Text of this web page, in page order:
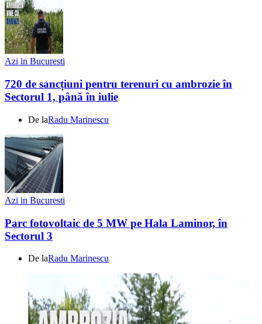
Azi in Bucuresti
720 de sancțiuni pentru terenuri cu ambrozie în
Sectorul 1, până în iulie
De laRadu Marinescu
Azi in Bucuresti
Parc fotovoltaic de 5 MW pe Hala Laminor, în
Sectorul 3
De laRadu Marinescu